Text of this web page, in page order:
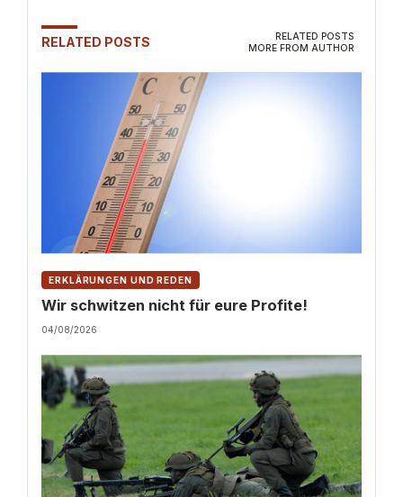
RELATED POSTS
RELATED POSTS
MORE FROM AUTHOR
ERKLÄRUNGEN UND REDEN
Wir schwitzen nicht für eure Profite!
04/08/2026